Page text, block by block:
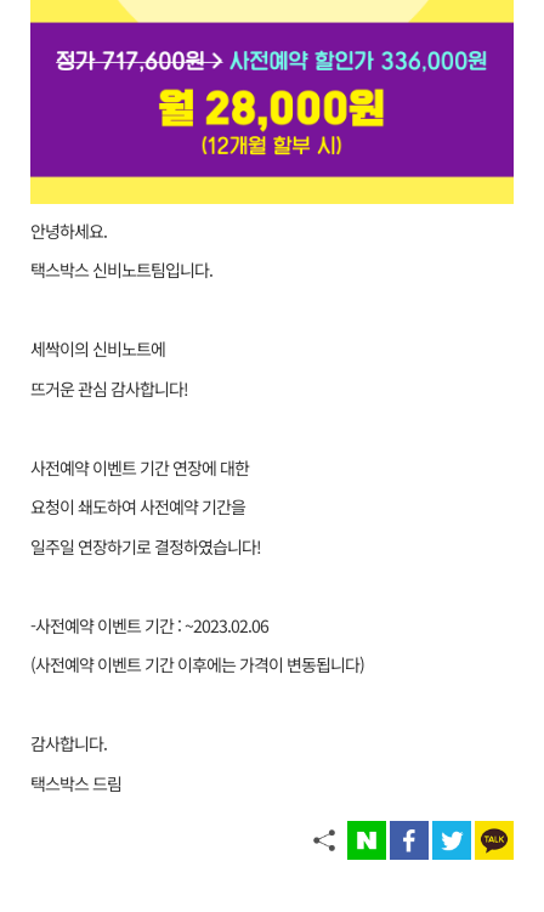
안녕하세요.
택스박스 신비노트팀입니다.
세싹이의 신비노트에
뜨거운 관심 감사합니다!
사전예약 이벤트 기간 연장에 대한
요청이 쇄도하여 사전예약 기간을
일주일 연장하기로 결정하였습니다!
-사전예약 이벤트 기간 : ~2023.02.06
(사전예약 이벤트 기간 이후에는 가격이 변동됩니다)
감사합니다.
택스박스 드림